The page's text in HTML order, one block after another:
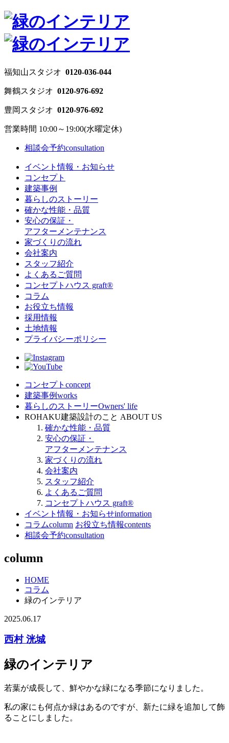
福知山スタジオ 0120-036-044
舞鶴スタジオ 0120-976-692
豊岡スタジオ 0120-976-692
営業時間 10:00～19:00(水曜定休)
相談会予約consultation
イベント情報・お知らせ
コンセプト
建築事例
暮らしのストーリー
確かな性能・品質
安心の保証・
アフターメンテナンス
家づくりの流れ
会社案内
スタッフ紹介
よくあるご質問
コンセプトハウス graft®
コラム
お役立ち情報
採用情報
土地情報
プライバシーポリシー
コンセプト concept
建築事例works
暮らしのストーリーOwners' life
ROHAKU建築設計のこと ABOUT US
確かな性能・品質
安心の保証・
アフターメンテナンス
家づくりの流れ
会社案内
スタッフ紹介
よくあるご質問
コンセプトハウス graft®
イベント情報・お知らせinformation
コラムcolumn お役立ち情報contents
相談会予約consultation
column
HOME
コラム
緑のインテリア
2025.06.17
西村 洸城
緑のインテリア
若葉が成長して、鮮やかな緑になる季節になりました。
私の家にも何点か緑はあるのですが、新たに緑を追加して飾
ることにしました。